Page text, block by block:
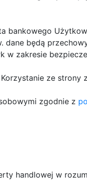
bankowego
dane będą
w zakresie
ze strony z
zgodnie z
handlowej w